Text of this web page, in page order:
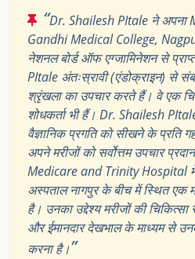
“Dr. Shailesh PItale ने अपना
Gandhi Medical College,
नेशनल बोर्ड ऑफ एग्जामिनेशन से
PItale अंतःस्रावी (एंडोक्राइन) से
श्रृंखला का उपचार करते हैं। वे एक
शोधकर्ता भी हैं। Dr. Shailesh
वैज्ञानिक प्रगति को सीखने के प्रति
अपने मरीजों को सर्वोत्तम उपचार
Medicare and Trinity Hospital
अस्पताल नागपुर के बीच में स्थित एक
है। उनका उद्देश्य मरीजों की
और ईमानदार देखभाल के माध्यम से
करना है।”